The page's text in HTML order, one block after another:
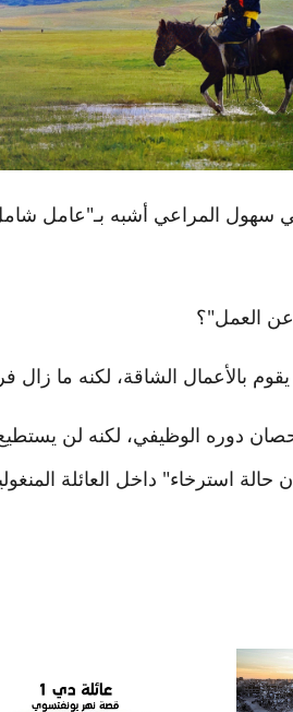
سهول المراعي أشبه بـ"عامل
عن العمل"؟
بالأعمال الشاقة، لكنه ما زال
دوره الوظيفي، لكنه لن يستطيع
استرخاء" داخل العائلة